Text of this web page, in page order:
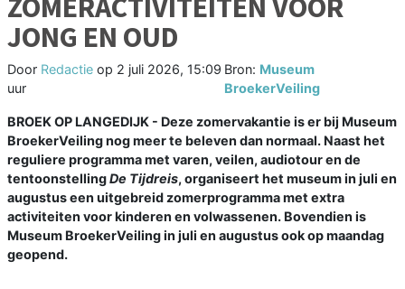
JONG EN OUD
Door Redactie op 2 juli 2026, 15:09
uur
Bron: Museum
BroekerVeiling
BROEK OP LANGEDIJK - Deze zomervakantie is er bij Museum
BroekerVeiling nog meer te beleven dan normaal. Naast het
reguliere programma met varen, veilen, audiotour en de
tentoonstellingDe Tijdreis, organiseert het museum in juli en
augustus een uitgebreid zomerprogramma met extra
activiteiten voor kinderen en volwassenen. Bovendien is
Museum BroekerVeiling in juli en augustus ook op maandag
geopend.